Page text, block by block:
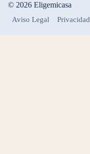
© 2026 Eligemicasa
Aviso Legal Privacidad